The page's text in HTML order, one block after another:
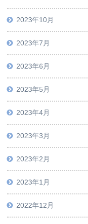
2023年10月
2023年7月
2023年6月
2023年5月
2023年4月
2023年3月
2023年2月
2023年1月
2022年12月